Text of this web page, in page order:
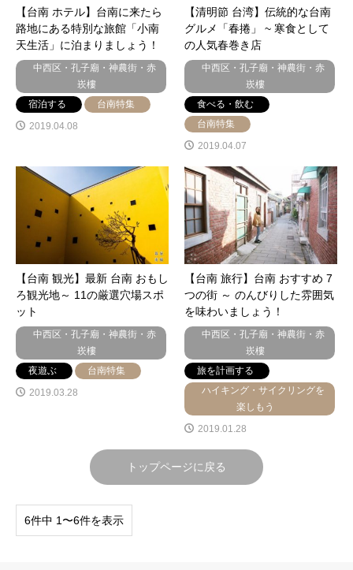
【台南 ホテル】台南に来たら
路地にある特別な旅館「小南
天生活」に泊まりましょう！
中西区・孔子廟・神農街・赤
崁樓
宿泊する
台南特集
2019.04.08
【清明節 台湾】伝統的な台南
グルメ「春捲」 ~ 寒食として
の人気春巻き店
中西区・孔子廟・神農街・赤
崁樓
食べる・飲む
台南特集
2019.04.07
【台南 観光】最新 台南 おもし
ろ観光地～ 11の厳選穴場スポ
ット
中西区・孔子廟・神農街・赤
崁樓
夜遊ぶ
台南特集
2019.03.28
【台南 旅行】台南 おすすめ 7
つの街 ～ のんびりした雰囲気
を味わいましょう！
中西区・孔子廟・神農街・赤
崁樓
旅を計画する
ハイキング・サイクリングを
楽しもう
2019.01.28
トップページに戻る
6件中 1〜6件を表示